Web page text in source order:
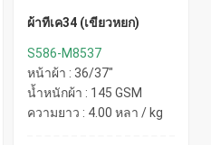
ผ้าทีเค34 (เขียวหยก)
S586-M8537
หน้าผ้า : 36/37"
น้ำหนักผ้า : 145 GSM
ความยาว : 4.00 หลา / kg